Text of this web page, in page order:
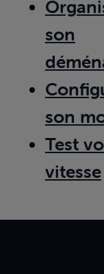
son
son
Test
vitesse